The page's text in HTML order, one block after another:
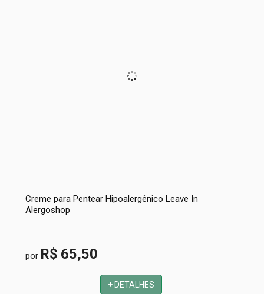
Creme para Pentear Hipoalergênico Leave In
Alergoshop
por R$ 65,50
+ DETALHES